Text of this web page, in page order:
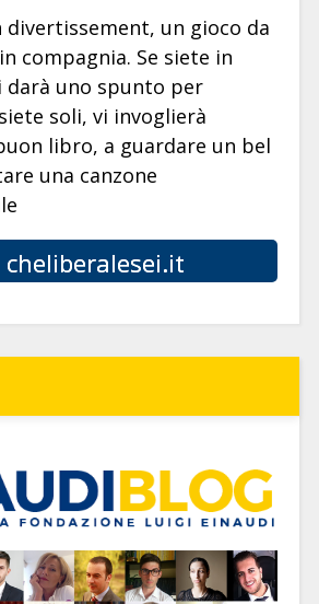
un gioco da
compagnia. Se siete in
darà uno spunto per
soli, vi invoglierà
libro, a guardare un bel
una canzone
cheliberalesei.it